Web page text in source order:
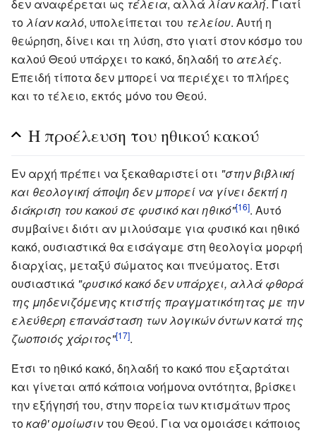
δεν αναφέρεται ως τέλεια, αλλά λίαν καλή. Γιατί
το λίαν καλό, υπολείπεται του τελείου. Αυτή η
θεώρηση, δίνει και τη λύση, στο γιατί στον κόσμο του
καλού Θεού υπάρχει το κακό, δηλαδή το ατελές.
Επειδή τίποτα δεν μπορεί να περιέχει το πλήρες
και το τέλειο, εκτός μόνο του Θεού.
Η προέλευση του ηθικού κακού
Εν αρχή πρέπει να ξεκαθαριστεί οτι "στην βιβλική
και θεολογική άποψη δεν μπορεί να γίνει δεκτή η
διάκριση του κακού σε φυσικό και ηθικό"[16]. Αυτό
συμβαίνει διότι αν μιλούσαμε για φυσικό και ηθικό
κακό, ουσιαστικά θα εισάγαμε στη θεολογία μορφή
διαρχίας, μεταξύ σώματος και πνεύματος. Έτσι
ουσιαστικά "φυσικό κακό δεν υπάρχει, αλλά φθορά
της μηδενιζόμενης κτιστής πραγματικότητας με την
ελεύθερη επανάσταση των λογικών όντων κατά της
ζωοποιός χάριτος"[17].
Έτσι το ηθικό κακό, δηλαδή το κακό που εξαρτάται
και γίνεται από κάποια νοήμονα οντότητα, βρίσκει
την εξήγησή του, στην πορεία των κτισμάτων προς
τοκαθ' ομοίωσιντου Θεού. Για να ομοιάσει κάποιος